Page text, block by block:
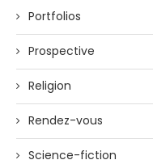
Portfolios
Prospective
Religion
Rendez-vous
Science-fiction